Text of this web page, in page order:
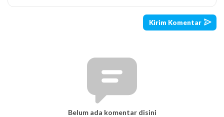
Belum ada komentar disini